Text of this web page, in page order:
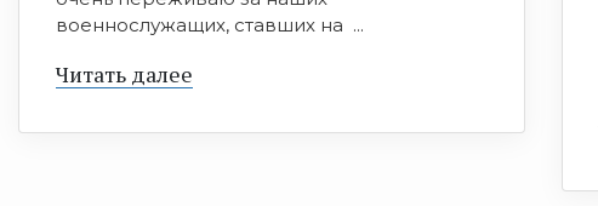
военнослужащих, ставших на ...
Читать далее